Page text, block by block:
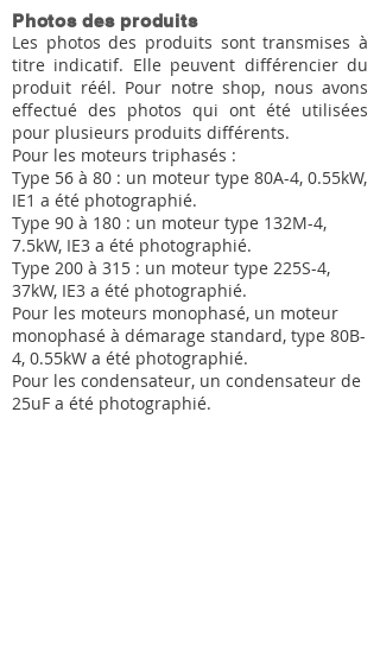
Photos des produits
Les photos des produits sont transmises à
titre indicatif. Elle peuvent différencier du
produit réél. Pour notre shop, nous avons
effectué des photos qui ont été utilisées
pour plusieurs produits différents.
Pour les moteurs triphasés :
Type 56 à 80 : un moteur type 80A-4, 0.55kW,
IE1 a été photographié.
Type 90 à 180 : un moteur type 132M-4,
7.5kW, IE3 a été photographié.
Type 200 à 315 : un moteur type 225S-4,
37kW, IE3 a été photographié.
Pour les moteurs monophasé, un moteur
monophasé à démarage standard, type 80B-
4, 0.55kW a été photographié.
Pour les condensateur, un condensateur de
25uF a été photographié.